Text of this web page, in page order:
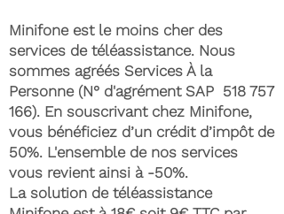
Minifone est le moins cher des
services de téléassistance. Nous
sommes agréés Services À la
Personne (N° d'agrément SAP 518 757
166). En souscrivant chez Minifone,
vous bénéficiez d’un crédit d’impôt de
50%. L'ensemble de nos services
vous revient ainsi à -50%.
La solution de téléassistance